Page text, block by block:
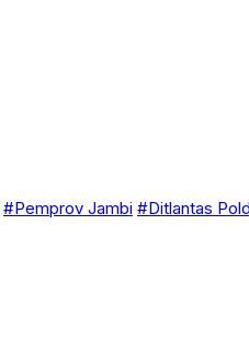
#Pemprov Jambi #Ditlantas